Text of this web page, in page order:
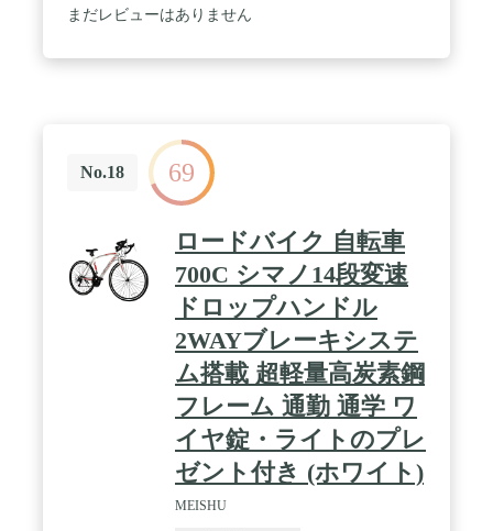
イプ : タイヤ上にサードブレーキライトを備えたラ
まだレビューはありません
No.18 69
ロードバイク 自転車
700C シマノ14段変速
ドロップハンドル
2WAYブレーキシステ
ム搭載 超軽量高炭素鋼
フレーム 通勤 通学 ワ
イヤ錠・ライトのプレ
ゼント付き (ホワイト)
MEISHU